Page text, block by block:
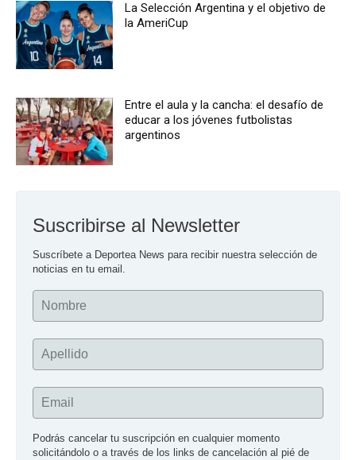
La Selección Argentina y el objetivo de
la AmeriCup
Entre el aula y la cancha: el desafío de
educar a los jóvenes futbolistas
argentinos
Suscribirse al Newsletter
Suscríbete a Deportea News para recibir nuestra selección de
noticias en tu email.
Nombre
Apellido
Email
Podrás cancelar tu suscripción en cualquier momento
solicitándolo o a través de los links de cancelación al pié de